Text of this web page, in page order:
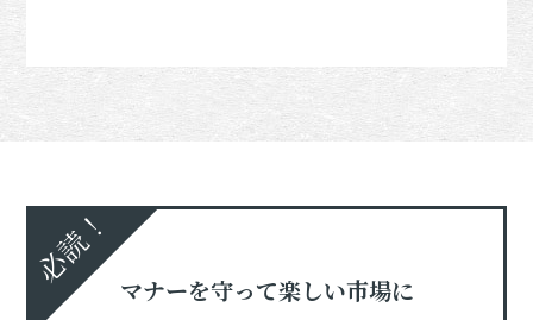
必読！
マナーを守って楽しい市場に